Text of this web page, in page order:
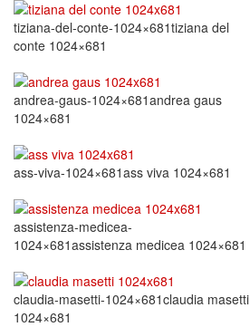
tiziana-del-conte-1024×681tiziana del
conte 1024×681
andrea-gaus-1024×681andrea gaus
1024×681
ass-viva-1024×681ass viva 1024×681
assistenza-medicea-
1024×681assistenza medicea 1024×681
claudia-masetti-1024×681claudia masetti
1024×681